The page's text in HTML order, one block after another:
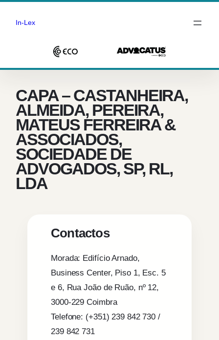
Saltar
conteúdo
In-Lex
CAPA – CASTANHEIRA,
ALMEIDA, PEREIRA,
MATEUS FERREIRA &
ASSOCIADOS,
SOCIEDADE DE
ADVOGADOS, SP, RL,
LDA
Contactos
Morada: Edifício Arnado,
Business Center, Piso 1, Esc. 5
e 6, Rua João de Ruão, nº 12,
3000-229 Coimbra
Telefone: (+351) 239 842 730 /
239 842 731